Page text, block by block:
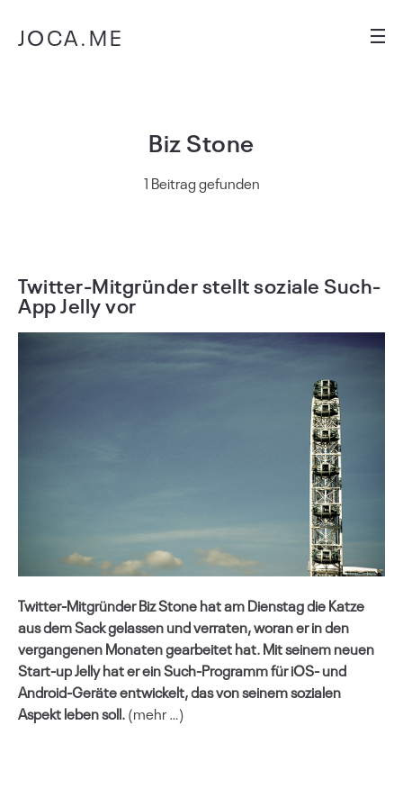
JOCA.ME
Biz Stone
1 Beitrag gefunden
Twitter-Mitgründer stellt soziale Such-
App Jelly vor
Twitter-MitgründerBiz Stonehat am Dienstag die Katze
aus dem Sack gelassen und verraten, woran erin den
vergangenen Monatengearbeitet hat. Mit seinem neuen
Start-up Jelly hat er ein Such-Programm für iOS- und
Android-Geräte entwickelt, das von seinem sozialen
Aspekt leben soll.(mehr …)